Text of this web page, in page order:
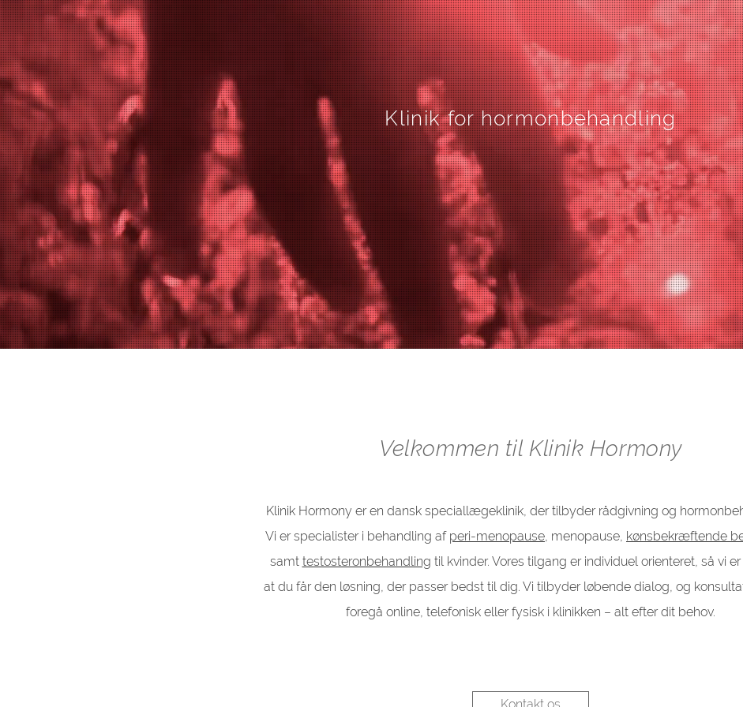
Klinik for hormonbehandling
Klinik for hormonbehandling
Velkommen til Klinik Hormony
Klinik Hormony er en dansk speciallægeklinik, der tilbyder rådgivning og
Vi er specialister i behandling af peri-menopause, menopause, kønsbekræftende
samt testosteronbehandling til kvinder. Vores tilgang er individuel orienteret, så vi
at du får den løsning, der passer bedst til dig. Vi tilbyder løbende dialog, og
foregå online, telefonisk eller fysisk i klinikken – alt efter dit behov.